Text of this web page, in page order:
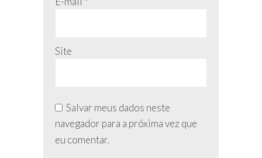
Site
Salvar meus dados neste
navegador para a próxima vez que
eu comentar.